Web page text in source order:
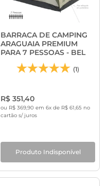
BARRACA DE CAMPING
ARAGUAIA PREMIUM
PARA 7 PESSOAS - BEL
(1)
R$ 351,40
ou R$ 369,90 em 6x de R$ 61,65 no
cartão s/ juros
Produto Indisponível